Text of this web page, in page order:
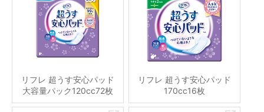
リフレ 超うす安心パッド
大容量パック120cc72枚
リフレ 超うす安心パッド
170cc16枚